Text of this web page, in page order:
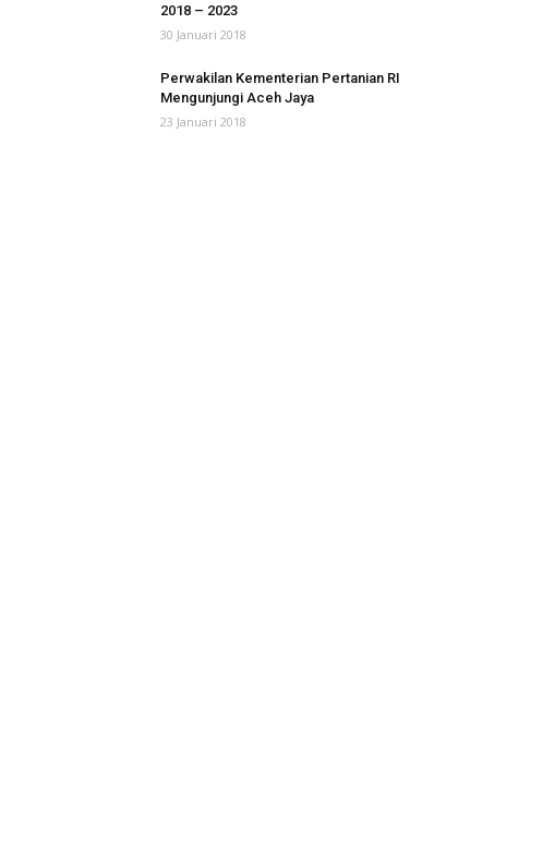
2018 – 2023
30 Januari 2018
Perwakilan Kementerian Pertanian RI
Mengunjungi Aceh Jaya
23 Januari 2018